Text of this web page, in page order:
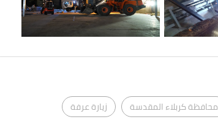
محافظة كربلاء المقدسة
زيارة عرفة